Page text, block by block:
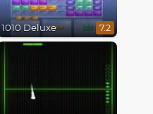
1010 Deluxe 7.2